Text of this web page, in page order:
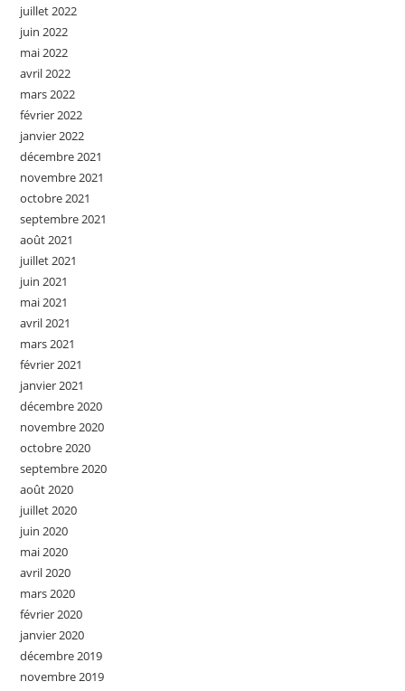
juillet 2022
juin 2022
mai 2022
avril 2022
mars 2022
février 2022
janvier 2022
décembre 2021
novembre 2021
octobre 2021
septembre 2021
août 2021
juillet 2021
juin 2021
mai 2021
avril 2021
mars 2021
février 2021
janvier 2021
décembre 2020
novembre 2020
octobre 2020
septembre 2020
août 2020
juillet 2020
juin 2020
mai 2020
avril 2020
mars 2020
février 2020
janvier 2020
décembre 2019
novembre 2019